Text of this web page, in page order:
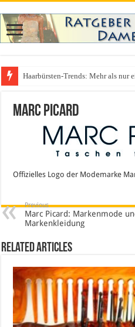
Haarbürsten-Trends: Mehr als nur
Was zieht man auf ein Festival
Marc Picard
Offizielles Logo der Modemarke
Previous
Marc Picard: Markenmode
Markenkleidung
Related Articles